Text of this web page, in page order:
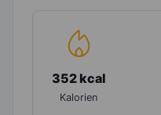
352 kcal
Kalorien